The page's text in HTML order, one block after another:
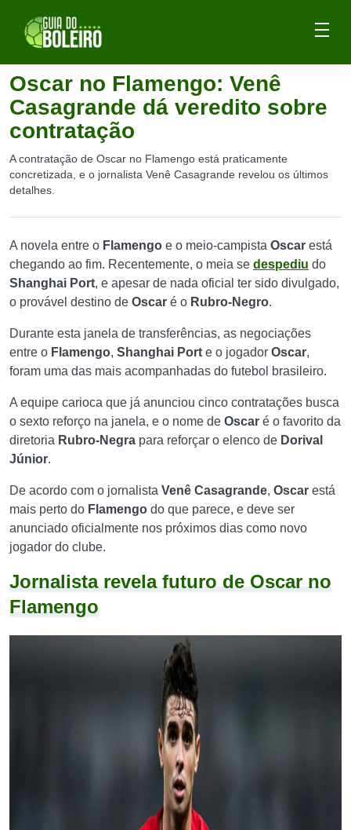
Oscar no Flamengo: Venê
Casagrande dá veredito sobre
contratação
A contratação de Oscar no Flamengo está praticamente
concretizada, e o jornalista Venê Casagrande revelou os últimos
detalhes.
A novela entre o Flamengo e o meio-campista Oscar está
chegando ao fim. Recentemente, o meia se despediu do
Shanghai Port, e apesar de nada oficial ter sido divulgado,
o provável destino de Oscar é o Rubro-Negro.
Durante esta janela de transferências, as negociações
entre o Flamengo, Shanghai Port e o jogador Oscar,
foram uma das mais acompanhadas do futebol brasileiro.
A equipe carioca que já anunciou cinco contratações busca
o sexto reforço na janela, e o nome de Oscar é o favorito da
diretoria Rubro-Negra para reforçar o elenco de Dorival
Júnior.
De acordo com o jornalista Venê Casagrande, Oscar está
mais perto do Flamengo do que parece, e deve ser
anunciado oficialmente nos próximos dias como novo
jogador do clube.
Jornalista revela futuro de Oscar no
Flamengo